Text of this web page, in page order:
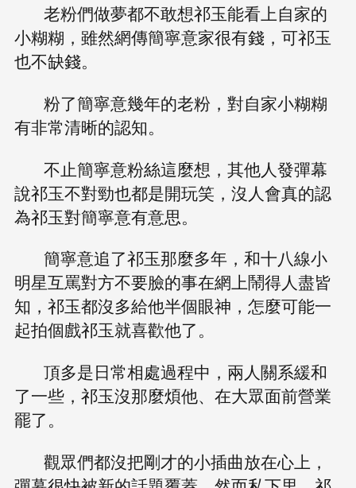
老粉們做夢都不敢想祁玉能看上自家的
小糊糊，雖然網傳簡寧意家很有錢，可祁玉
也不缺錢。
粉了簡寧意幾年的老粉，對自家小糊糊
有非常清晰的認知。
不止簡寧意粉絲這麼想，其他人發彈幕
說祁玉不對勁也都是開玩笑，沒人會真的認
為祁玉對簡寧意有意思。
簡寧意追了祁玉那麼多年，和十八線小
明星互罵對方不要臉的事在網上鬧得人盡皆
知，祁玉都沒多給他半個眼神，怎麼可能一
起拍個戲祁玉就喜歡他了。
頂多是日常相處過程中，兩人關系緩和
了一些，祁玉沒那麼煩他、在大眾面前營業
罷了。
觀眾們都沒把剛才的小插曲放在心上，